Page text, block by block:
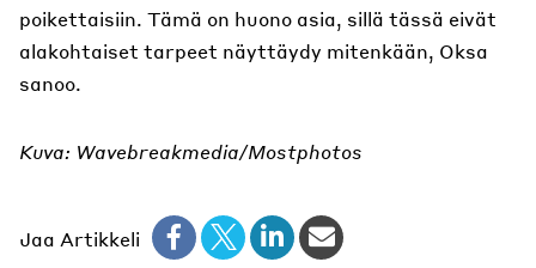
poikettaisiin. Tämä on huono asia, sillä tässä eivät
alakohtaiset tarpeet näyttäydy mitenkään, Oksa
sanoo.
Kuva: Wavebreakmedia/Mostphotos
Jaa Artikkeli